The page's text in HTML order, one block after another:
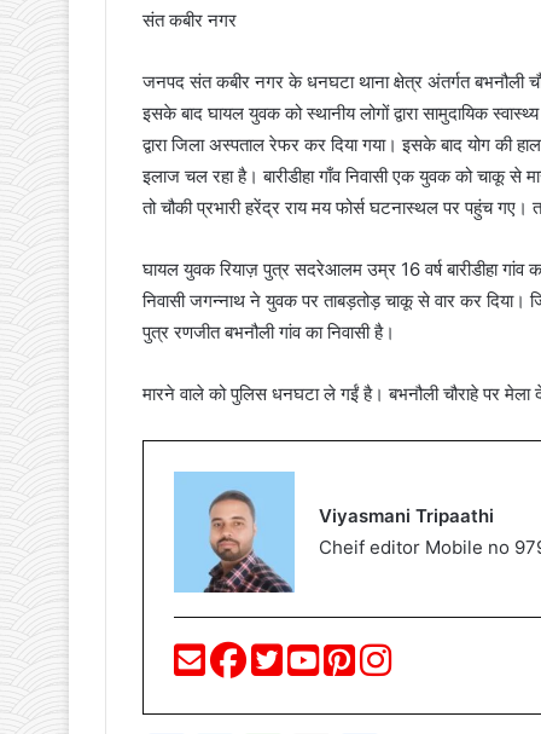
संत कबीर नगर
जनपद संत कबीर नगर के धनघटा थाना क्षेत्र अंतर्गत बभनौली
इसके बाद घायल युवक को स्थानीय लोगों द्वारा सामुदायिक
द्वारा जिला अस्पताल रेफर कर दिया गया। इसके बाद योग
इलाज चल रहा है। बारीडीहा गाँव निवासी एक युवक को चाकू से
तो चौकी प्रभारी हरेंद्र राय मय फोर्स घटनास्थल पर पहुंच
घायल युवक रियाज़ पुत्र सदरेआलम उम्र 16 वर्ष बारीडीहा गांव
निवासी जगन्नाथ ने युवक पर ताबड़तोड़ चाकू से वार कर दिया।
पुत्र रणजीत बभनौली गांव का निवासी है।
मारने वाले को पुलिस धनघटा ले गईं है। बभनौली चौराहे पर
Viyasmani Tripaathi
Cheif editor Mobile no